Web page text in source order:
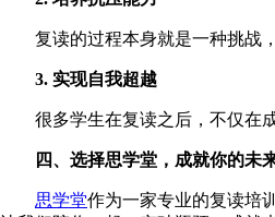
复读的过程本身就是一种挑战，
3. 实现自我超越
很多学生在复读之后，不仅在成
四、选择思学堂，成就你的未
思学堂作为一家专业的复读培